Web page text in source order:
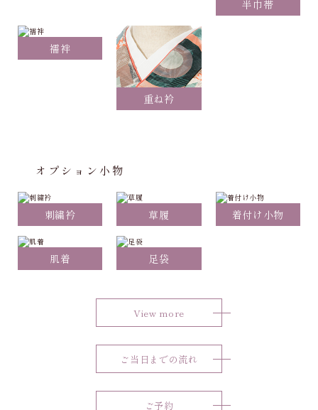
半巾帯
襦袢
重ね衿
オプション小物
刺繍衿 草履 着付け小物
肌着 足袋
View more
ご当日までの流れ
ご予約